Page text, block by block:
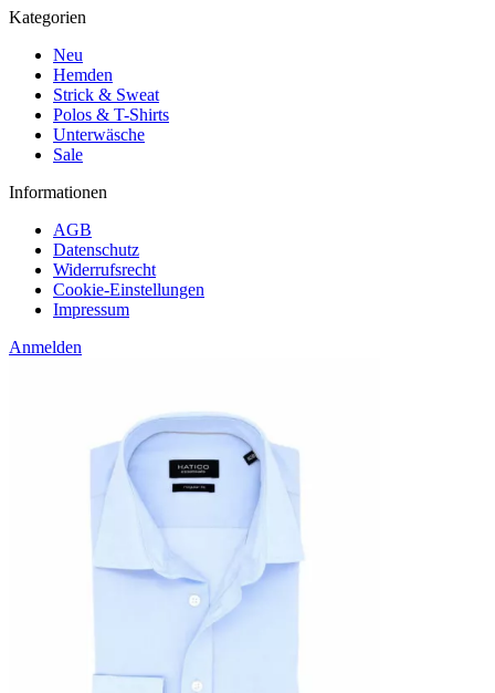
Kategorien
Neu
Hemden
Strick & Sweat
Polos & T-Shirts
Unterwäsche
Sale
Informationen
AGB
Datenschutz
Widerrufsrecht
Cookie-Einstellungen
Impressum
Anmelden